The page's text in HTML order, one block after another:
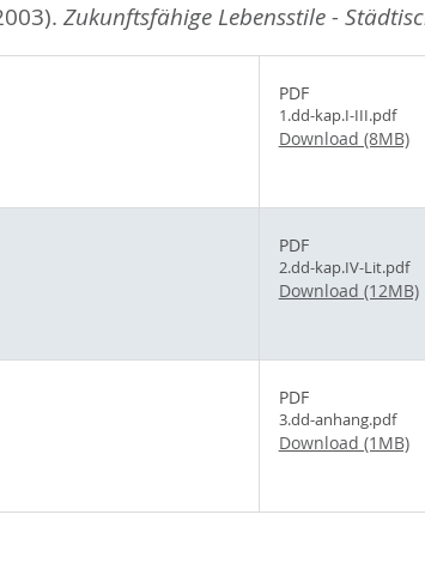
Zukunftsfähige Lebensstile -
PDF
1.dd-kap.I-III.pdf
Download (8MB)
PDF
2.dd-kap.IV-Lit.pdf
Download (12MB)
PDF
3.dd-anhang.pdf
Download (1MB)